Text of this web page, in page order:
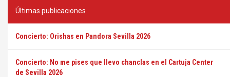
Últimas publicaciones
Concierto: Orishas en Pandora Sevilla 2026
Concierto: No me pises que llevo chanclas en el Cartuja Center
de Sevilla 2026